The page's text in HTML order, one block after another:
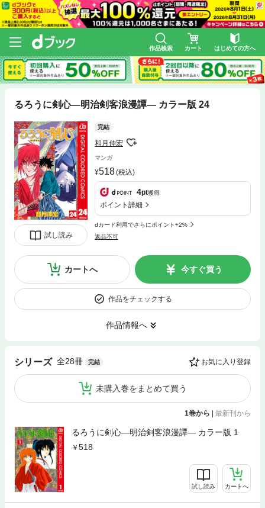
作品検索 カート はじめての方へ
るろうに剣心―明治剣客浪漫譚― カラー版 24
試し読み
完結
和月伸宏
マンガ
518(税込)
4pt獲得
ポイント詳細
dカード利用でさらにポイント+2%
返品不可
カートへ 今すぐ買う
作品をチェックする
作品情報へ
シリーズ 全28冊 完結 お気に入り登録
未購入巻をまとめて買う
1巻から | 最新刊から
るろうに剣心―明治剣客浪漫譚― カラー版 1
518
試し読み カートへ